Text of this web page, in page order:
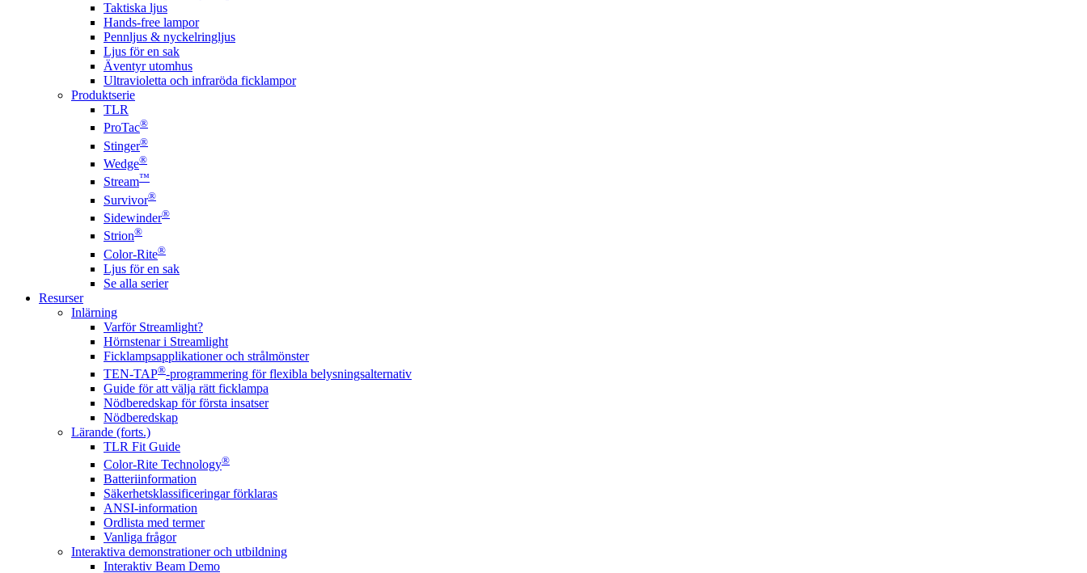
Taktiska ljus
Hands-free lampor
Pennljus & nyckelringljus
Ljus för en sak
Äventyr utomhus
Ultravioletta och infraröda ficklampor
Produktserie
TLR
ProTac®
Stinger®
Wedge®
Stream™
Survivor®
Sidewinder®
Strion®
Color-Rite®
Ljus för en sak
Se alla serier
Resurser
Inlärning
Varför Streamlight?
Hörnstenar i Streamlight
Ficklampsapplikationer och strålmönster
TEN-TAP®-programmering för flexibla belysningsalternativ
Guide för att välja rätt ficklampa
Nödberedskap för första insatser
Nödberedskap
Lärande (forts.)
TLR Fit Guide
Color-Rite Technology®
Batteriinformation
Säkerhetsklassificeringar förklaras
ANSI-information
Ordlista med termer
Vanliga frågor
Interaktiva demonstrationer och utbildning
Interaktiv Beam Demo